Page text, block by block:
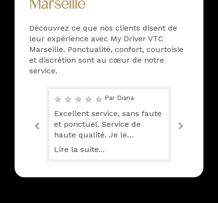
Marseille
Découvrez ce que nos clients disent de
leur expérience avec My Driver VTC
Marseille. Ponctualité, confort, courtoisie
et discrétion sont au cœur de notre
service.
Par Diana
Excellent service, sans faute
et ponctuel. Service de
haute qualité. Je le
recommande sans
Lire la suite...